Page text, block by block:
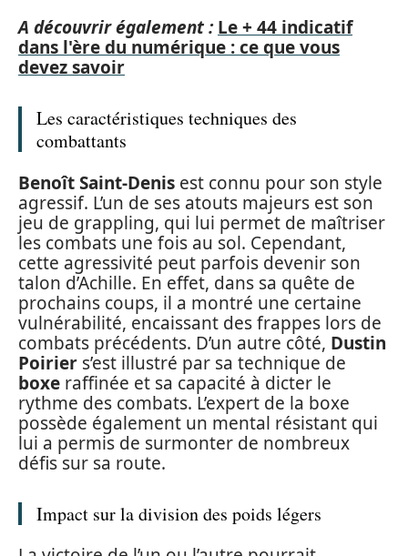
A découvrir également : Le + 44 indicatif
dans l'ère du numérique : ce que vous
devez savoir
Les caractéristiques techniques des
combattants
Benoît Saint-Denis est connu pour son style
agressif. L’un de ses atouts majeurs est son
jeu de grappling, qui lui permet de maîtriser
les combats une fois au sol. Cependant,
cette agressivité peut parfois devenir son
talon d’Achille. En effet, dans sa quête de
prochains coups, il a montré une certaine
vulnérabilité, encaissant des frappes lors de
combats précédents. D’un autre côté, Dustin
Poirier s’est illustré par sa technique de
boxe raffinée et sa capacité à dicter le
rythme des combats. L’expert de la boxe
possède également un mental résistant qui
lui a permis de surmonter de nombreux
défis sur sa route.
Impact sur la division des poids légers